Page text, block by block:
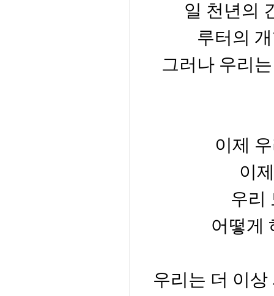
일 천년의
루터의
그러나 우리
이제
이
우리
어떻게
우리는 더 이